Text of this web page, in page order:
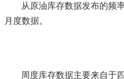
从原油库存数据发布的频
月度数据。
周度库存数据主要来自于